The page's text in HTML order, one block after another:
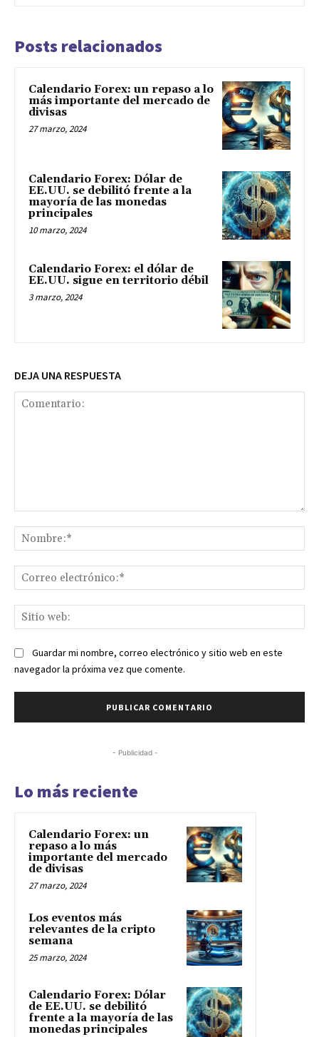
Posts relacionados
Calendario Forex: un repaso a lo
más importante del mercado de
divisas
27 marzo, 2024
Calendario Forex: Dólar de
EE.UU. se debilitó frente a la
mayoría de las monedas
principales
10 marzo, 2024
Calendario Forex: el dólar de
EE.UU. sigue en territorio débil
3 marzo, 2024
DEJA UNA RESPUESTA
Guardar mi nombre, correo electrónico y sitio web en este
navegador la próxima vez que comente.
- Publicidad -
Lo más reciente
Calendario Forex: un
repaso a lo más
importante del mercado
de divisas
27 marzo, 2024
Los eventos más
relevantes de la cripto
semana
25 marzo, 2024
Calendario Forex: Dólar
de EE.UU. se debilitó
frente a la mayoría de las
monedas principales